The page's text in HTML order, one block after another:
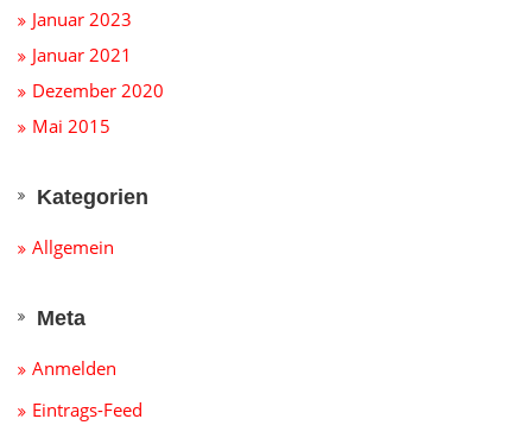
Januar 2023
Januar 2021
Dezember 2020
Mai 2015
Kategorien
Allgemein
Meta
Anmelden
Eintrags-Feed